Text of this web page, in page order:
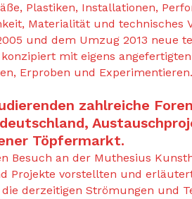
Plastiken, Installationen,
Materialität und technisches
und dem Umzug 2013 neue
mit eigens
Erproben und
zahlreiche
Töpfermarkt.
Besuch an der Muthesius
Projekte vorstellten und
derzeitigen Strömungen und